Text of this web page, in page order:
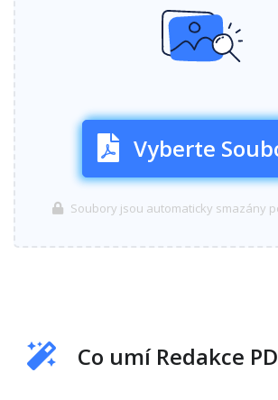
Vyberte
Soubory jsou automaticky smazány
Co umí Redakce